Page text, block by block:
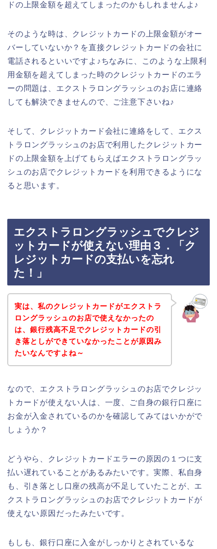
ドの上限金額を超えてしまったのかもしれませんよ♪
そのような時は、クレジットカードの上限金額がオー
バーしていないか？を直接クレジットカードの会社に
電話されるといいですよ♪ちなみに、このような上限利
用金額を超えてしまった時のクレジットカードのエラ
ーの問題は、エクストラロングラッシュのお店に連絡
しても解決できませんので、ご注意下さいね♪
そして、クレジットカード会社に連絡をして、エクス
トラロングラッシュのお店で利用したクレジットカー
ドの上限金額を上げてもらえばエクストラロングラッ
シュのお店でクレジットカードを利用できるようにな
ると思います。
エクストラロングラッシュでクレジ
ットカードが使えない理由３．「ク
レジットカードの支払いを忘れ
た！」
実は、私のクレジットカードがエクストラ
ロングラッシュのお店で使えなかったの
は、銀行残高不足でクレジットカードの引
き落としができていなかったことが原因み
たいなんですよね～
なので、エクストラロングラッシュのお店でクレジッ
トカードが使えない人は、一度、ご自身の銀行口座に
お金が入金されているのかを確認してみてはいかがで
しょうか？
どうやら、クレジットカードエラーの原因の１つに支
払い遅れていることがあるみたいです。実際、私自身
も、引き落とし口座の残高が不足していたことが、エ
クストラロングラッシュのお店でクレジットカードが
使えない原因だったみたいです。
もしも、銀行口座に入金がしっかりとされているな